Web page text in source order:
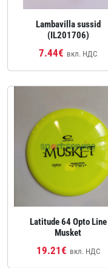
Lambavilla sussid
(IL201706)
7.44€ вкл. НДС
Latitude 64 Opto Line
Musket
19.21€ вкл. НДС